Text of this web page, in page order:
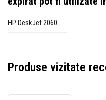
HP DeskJet 2060
Produse vizitate